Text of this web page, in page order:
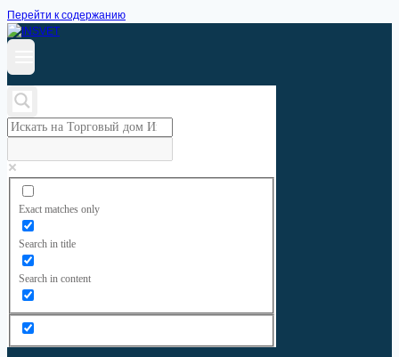
Перейти к содержанию
Exact matches only
Search in title
Search in content